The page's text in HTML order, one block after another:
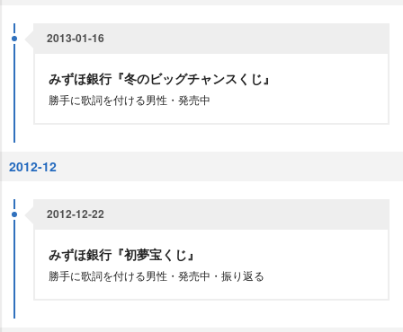
2013-01-16
みずほ銀行『冬のビッグチャンスくじ』
勝手に歌詞を付ける男性・発売中
2012-12
2012-12-22
みずほ銀行『初夢宝くじ』
勝手に歌詞を付ける男性・発売中・振り返る